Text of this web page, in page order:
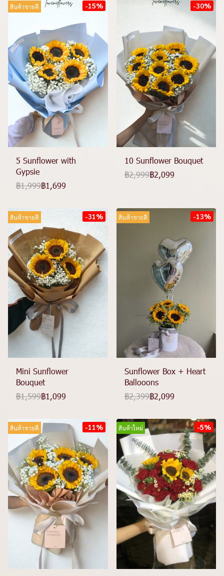
สินค้าขายดี -15%
5 Sunflower with
Gypsie
฿1,999฿1,699
-30%
10 Sunflower Bouquet
฿2,999฿2,099
สินค้าขายดี -31%
Mini Sunflower
Bouquet
฿1,599฿1,099
สินค้าขายดี -13%
Sunflower Box + Heart
Ballooons
฿2,399฿2,099
สินค้าขายดี -11% สินค้าใหม่ -5%